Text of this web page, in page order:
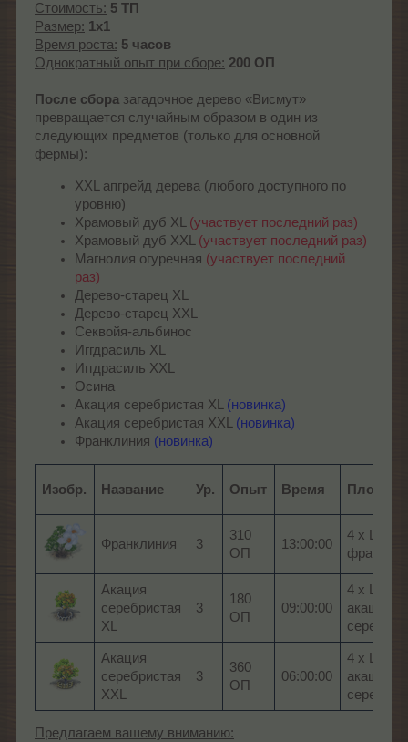
Стоимость: 5 ТП
Размер: 1x1
Время роста: 5 часов
Однократный опыт при сборе: 200 ОП
После сбора загадочное дерево «Висмут»
превращается случайным образом в один из
следующих предметов (только для основной
фермы):
XXL апгрейд дерева (любого доступного по
уровню)
Храмовый дуб XL (участвует последний раз)
Храмовый дуб XXL (участвует последний раз)
Магнолия огуречная (участвует последний
раз)
Дерево-старец XL
Дерево-старец XXL
Секвойя-альбинос
Иггдрасиль XL
Иггдрасиль XXL
Осина
Акация серебристая XL (новинка)
Акация серебристая XXL (новинка)
Франклиния (новинка)
Изобр. Название Ур. Опыт Время Плоды
Франклиния 3
310
ОП
13:00:00
4 x
Акация
серебристая
XL
3
180
ОП
09:00:00
4 x
акации
Акация
серебристая
XXL
3
360
ОП
06:00:00
4 x
акации
Предлагаем вашему вниманию: